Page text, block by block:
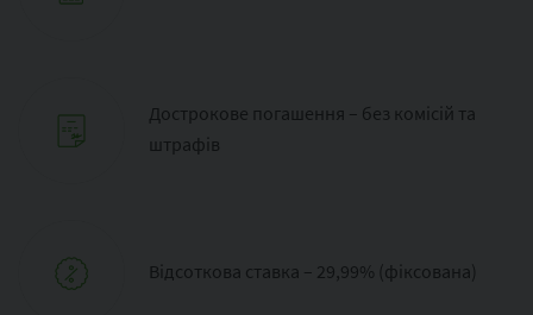
Дострокове погашення – без комісій та
штрафів
Відсоткова ставка – 29,99% (фіксована)